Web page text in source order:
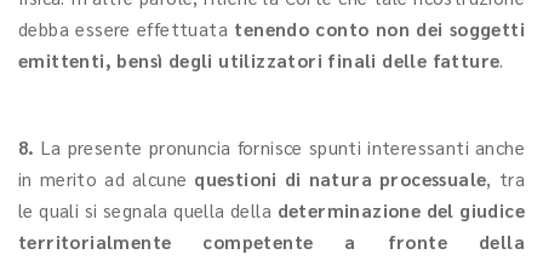
debba essere effettuata tenendo conto non dei soggetti
emittenti, bensì degli utilizzatori finali delle fatture.
8. La presente pronuncia fornisce spunti interessanti anche
in merito ad alcune questioni di natura processuale, tra
le quali si segnala quella della determinazione del giudice
territorialmente competente a fronte della